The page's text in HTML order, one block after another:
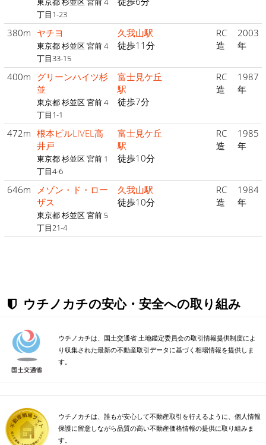
丁目1-23
380m ヤチヨ
東京都 杉並区 宮前 4
丁目33-15
久我山駅
徒歩11分
RC
造
2003
年
400m グリーンハイツ杉
並
東京都 杉並区 宮前 4
丁目1-1
富士見ケ丘
駅
徒歩7分
RC
造
1987
年
472m 根本ビルLIVEL高
井戸
東京都 杉並区 宮前 1
丁目4-6
富士見ケ丘
駅
徒歩10分
RC
造
1985
年
646m
メゾン・ド・ロー
ザス
東京都 杉並区 宮前 5
丁目21-4
久我山駅
徒歩10分
RC
造
1984
年
ウチノカチの安心・安全への取り組み
ウチノカチは、国土交通省 土地鑑定委員会の取引情報提供制度によ
り収集された最新の不動産取引データに基づく相場情報を提供しま
す。
ウチノカチは、誰もが安心して不動産取引を行えるように、個人情報
保護に留意しながら品質の高い不動産価格情報の提供に取り組みま
す。